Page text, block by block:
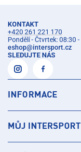
KONTAKT
+420 261 221 170
Pondělí - Čtvrtek: 08:30
eshop@intersport.cz
SLEDUJTE NÁS
INFORMACE
MŮJ INTERSPORT